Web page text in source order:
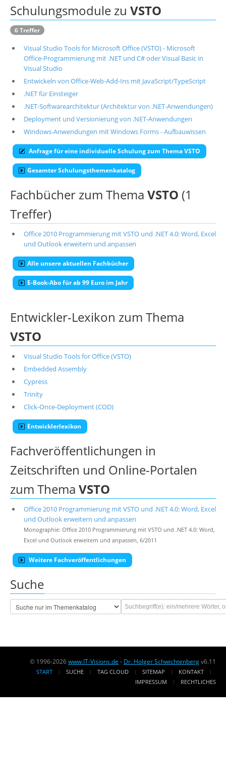
Schulungsmodule zu VSTO
6 Treffer
Visual Studio Tools for Microsoft Office (VSTO) - Microsoft
Office-Programmierung mit .NET und C# oder Visual Basic in
Visual Studio
Entwickeln von Office-Web-Add-Ins mit JavaScript/TypeScript
.NET für Einsteiger
.NET-Softwarearchitektur (Architektur von .NET-Anwendungen)
Deployment und Versionierung von .NET-Anwendungen
Windows-Anwendungen mit Windows Forms - Aufbauwissen
Anfrage für eine individuelle Schulung zum Thema VSTO
Gesamter Schulungsthemenkatalog
Fachbücher zum Thema VSTO (1
Treffer)
Office 2010 Programmierung mit VSTO und .NET 4.0: Word, Excel
und Outlook erweitern und anpassen
Alle unsere aktuellen Fachbücher
E-Book-Abo für ab 99 Euro im Jahr
Entwickler-Lexikon zum Thema
VSTO
Visual Studio Tools for Office (VSTO)
Embedded Assembly
Cypress
Trinity
Click-Once-Deployment (COD)
Entwicklerlexikon
Fachveröffentlichungen in
Zeitschriften und Online-Portalen
zum Thema VSTO
Office 2010 Programmierung mit VSTO und .NET 4.0: Word, Excel
und Outlook erweitern und anpassen
Monographie: Office 2010 Programmierung mit VSTO und .NET 4.0: Word,
Excel und Outlook erweitern und anpassen, 6/2011
Weitere Fachveröffentlichungen
Suche
© 1996-2026www.IT-Visions.de - Dr. Holger Schwichtenbergv6.11
START SUCHE TAG CLOUD SITEMAP
KONTAKT
IMPRESSUM
RECHTLICHES